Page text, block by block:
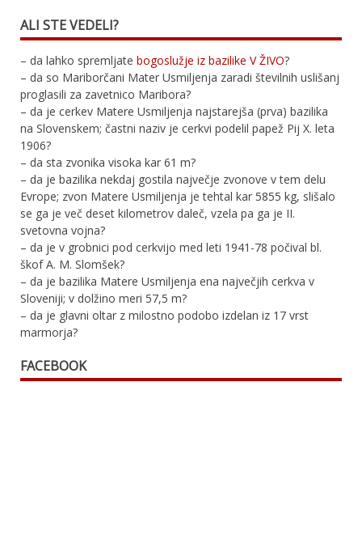
ALI STE VEDELI?
– da lahko spremljate bogoslužje iz bazilike V ŽIVO?
– da so Mariborčani Mater Usmiljenja zaradi številnih uslišanj
proglasili za zavetnico Maribora?
– da je cerkev Matere Usmiljenja najstarejša (prva) bazilika
na Slovenskem; častni naziv je cerkvi podelil papež Pij X. leta
1906?
– da sta zvonika visoka kar 61 m?
– da je bazilika nekdaj gostila največje zvonove v tem delu
Evrope; zvon Matere Usmiljenja je tehtal kar 5855 kg, slišalo
se ga je več deset kilometrov daleč, vzela pa ga je II.
svetovna vojna?
– da je v grobnici pod cerkvijo med leti 1941-78 počival bl.
škof A. M. Slomšek?
– da je bazilika Matere Usmiljenja ena največjih cerkva v
Sloveniji; v dolžino meri 57,5 m?
– da je glavni oltar z milostno podobo izdelan iz 17 vrst
marmorja?
FACEBOOK